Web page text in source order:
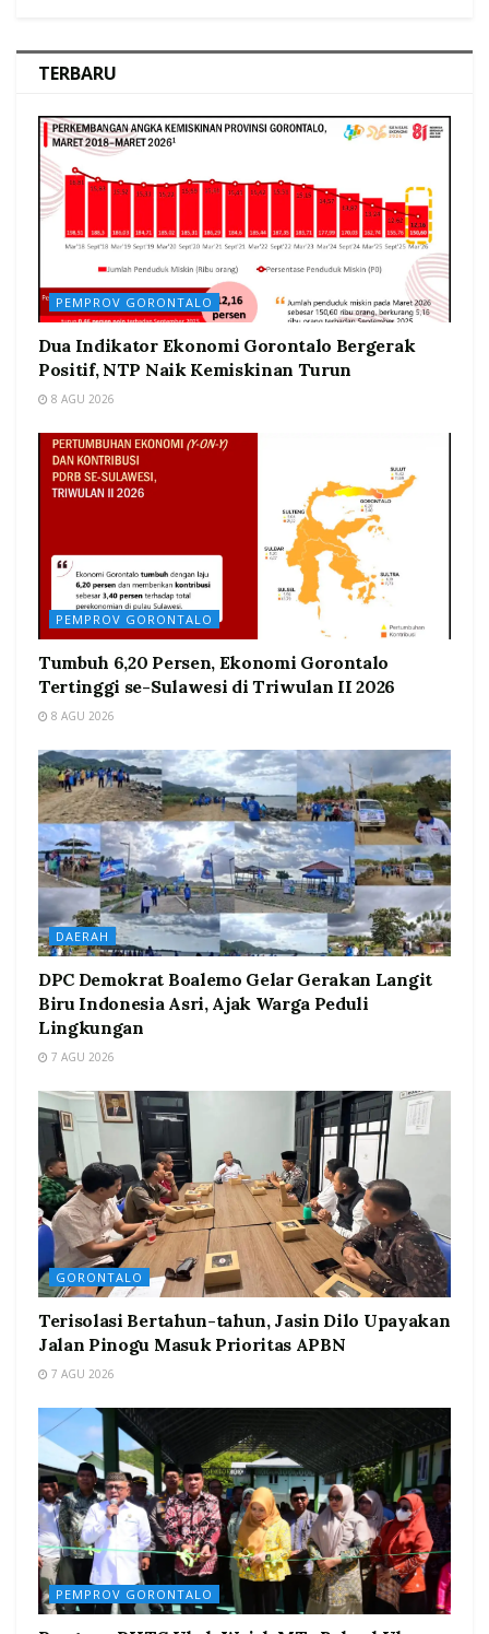
TERBARU
PEMPROV GORONTALO
Dua Indikator Ekonomi Gorontalo Bergerak
Positif, NTP Naik Kemiskinan Turun
8 AGU 2026
PEMPROV GORONTALO
Tumbuh 6,20 Persen, Ekonomi Gorontalo
Tertinggi se-Sulawesi di Triwulan II 2026
8 AGU 2026
DAERAH
DPC Demokrat Boalemo Gelar Gerakan Langit
Biru Indonesia Asri, Ajak Warga Peduli
Lingkungan
7 AGU 2026
GORONTALO
Terisolasi Bertahun-tahun, Jasin Dilo Upayakan
Jalan Pinogu Masuk Prioritas APBN
7 AGU 2026
PEMPROV GORONTALO